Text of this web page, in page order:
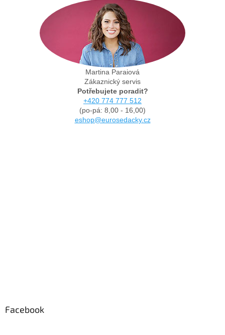
Martina Paraiová
Zákaznický servis
Potřebujete poradit?
+420 774 777 512
(po-pá: 8,00 - 16,00)
eshop@eurosedacky.cz
Facebook